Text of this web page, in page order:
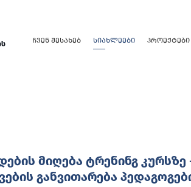
ᲩᲕᲔᲜ ᲨᲔᲡᲐᲮᲔᲑ ᲡᲘᲐᲮᲚᲔᲔᲑᲘ ᲞᲠᲝᲔᲥᲢᲔᲑᲘ
ᲛᲘᲦᲔᲑᲐ ᲢᲠᲔᲜᲘᲜᲒ
ᲒᲐᲜᲕᲘᲗᲐᲠᲔᲑᲐ